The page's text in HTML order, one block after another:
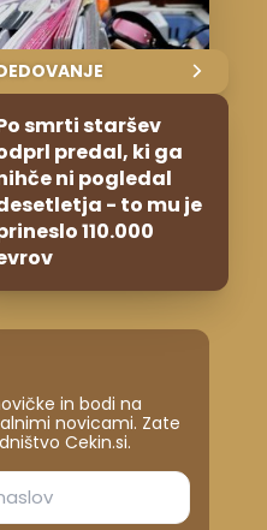
smrti staršev
predal, ki ga
ni pogledal
- to mu je
110.000
in bodi na
novicami. Zate
Cekin.si.